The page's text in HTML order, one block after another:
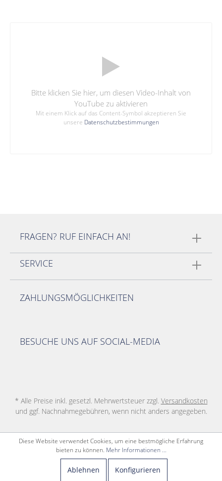
Bitte klicken Sie hier, um diesen Video-Inhalt von
YouTube zu aktivieren
Mit einem Klick auf das Content-Symbol akzeptieren Sie
unsere Datenschutzbestimmungen
FRAGEN? RUF EINFACH AN!
SERVICE
ZAHLUNGSMÖGLICHKEITEN
BESUCHE UNS AUF SOCIAL-MEDIA
* Alle Preise inkl. gesetzl. Mehrwertsteuer zzgl. Versandkosten
und ggf. Nachnahmegebühren, wenn nicht anders angegeben.
Diese Website verwendet Cookies, um eine bestmögliche Erfahrung
bieten zu können. Mehr Informationen ...
Ablehnen Konfigurieren